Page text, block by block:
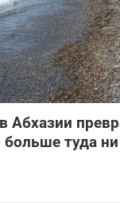
Абхазии
туда ни